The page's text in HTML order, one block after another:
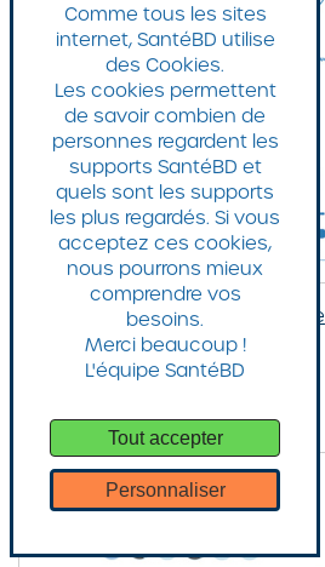
Comme tous les sites
internet, SantéBD utilise
des Cookies.
Les cookies permettent
de savoir combien de
personnes regardent les
supports SantéBD et
quels sont les supports
les plus regardés. Si vous
acceptez ces cookies,
nous pourrons mieux
comprendre vos
besoins.
Merci beaucoup !
L'équipe SantéBD
Tout accepter
Personnaliser
Poster COVID : le port du masque
Transcription textuelle
Poster